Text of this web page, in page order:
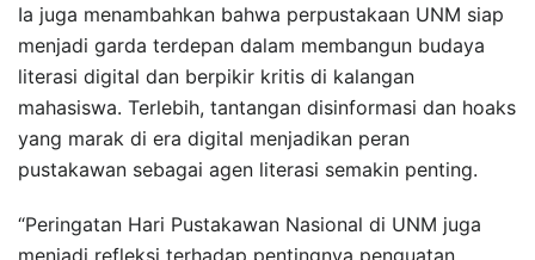
Ia juga menambahkan bahwa perpustakaan UNM siap
menjadi garda terdepan dalam membangun budaya
literasi digital dan berpikir kritis di kalangan
mahasiswa. Terlebih, tantangan disinformasi dan hoaks
yang marak di era digital menjadikan peran
pustakawan sebagai agen literasi semakin penting.
“Peringatan Hari Pustakawan Nasional di UNM juga
menjadi refleksi terhadap pentingnya penguatan